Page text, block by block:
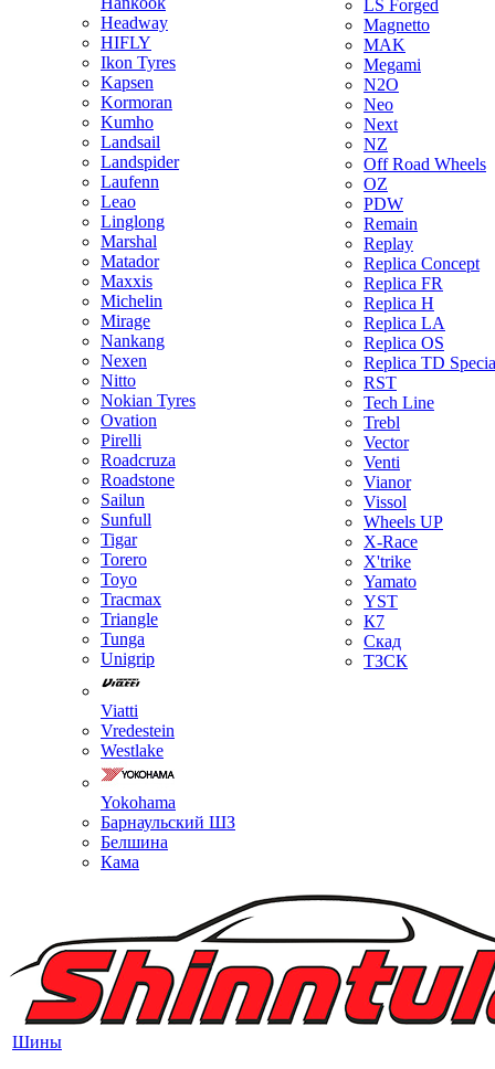
Headway
HIFLY
Ikon Tyres
Kapsen
Kormoran
Kumho
Landsail
Landspider
Laufenn
Leao
Linglong
Marshal
Matador
Maxxis
Michelin
Mirage
Nankang
Nexen
Nitto
Nokian Tyres
Ovation
Pirelli
Roadcruza
Roadstone
Sailun
Sunfull
Tigar
Torero
Toyo
Tracmax
Triangle
Tunga
Unigrip
Viatti
Vredestein
Westlake
Yokohama
Барнаульский ШЗ
Белшина
Кама
LS Forged
Magnetto
MAK
Megami
N2O
Neo
Next
NZ
Off Road Wheels
OZ
PDW
Remain
Replay
Replica Concept
Replica FR
Replica H
Replica LA
Replica OS
Replica TD
RST
Tech Line
Trebl
Vector
Venti
Vianor
Vissol
Wheels UP
X-Race
X'trike
Yamato
YST
К7
Скад
ТЗСК
Шины